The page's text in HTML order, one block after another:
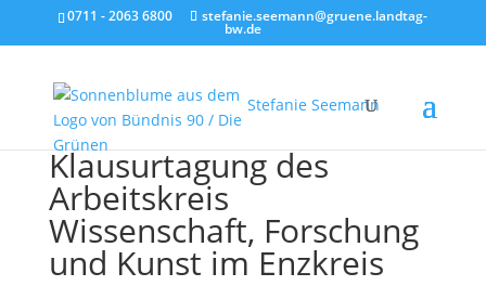
0711 - 2063 6800 stefanie.seemann@gruene.landtag-
bw.de
Stefanie Seemann
Klausurtagung des
Arbeitskreis
Wissenschaft, Forschung
und Kunst im Enzkreis